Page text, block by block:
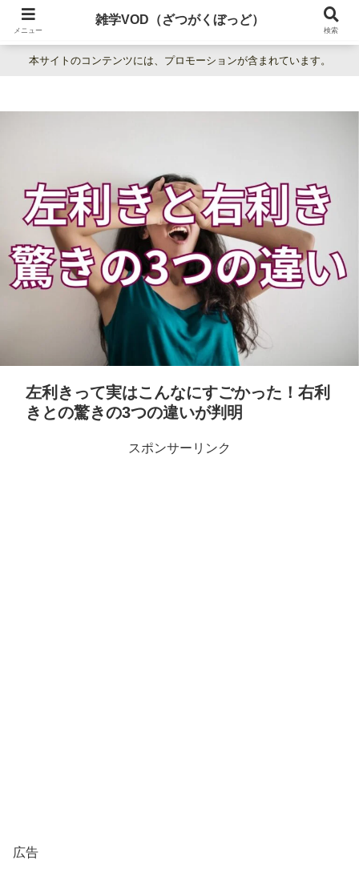
暮らしの疑問をわかりやすく解説。日常の「なぜ？」を楽しく学べる雑学百科
本サイトのコンテンツには、プロモーションが含まれています。
左利きって実はこんなにすごかった！右利
きとの驚きの3つの違いが判明
スポンサーリンク
広告
メニュー
雑学VOD（ざつがくぼっど）
検索